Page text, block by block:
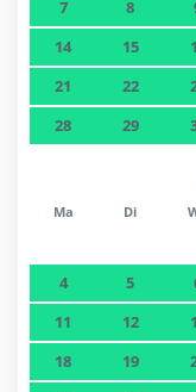
7
8
14
15
21
22
28
29
Ma Di
4
5
11
12
18
19